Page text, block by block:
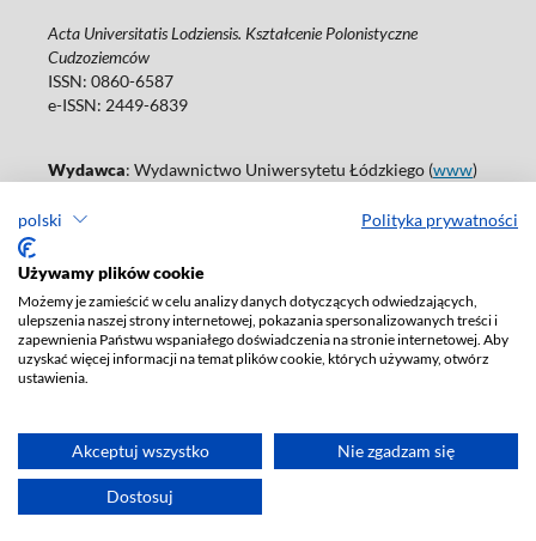
polski Polityka prywatności
Używamy plików cookie
Możemy je zamieścić w celu analizy danych dotyczących odwiedzających,
ulepszenia naszej strony internetowej, pokazania spersonalizowanych treści i
zapewnienia Państwu wspaniałego doświadczenia na stronie internetowej. Aby
uzyskać więcej informacji na temat plików cookie, których używamy, otwórz
ustawienia.
Akceptuj wszystko Nie zgadzam się
Dostosuj
Acta Universitatis Lodziensis. Kształcenie Polonistyczne
Cudzoziemców
ISSN: 0860-6587
e-ISSN: 2449-6839
Wydawca: Wydawnictwo Uniwersytetu Łódzkiego (www)
Tel.: 42 235 01 65, fax: 42 66 55 86
Deklaracja dostępności